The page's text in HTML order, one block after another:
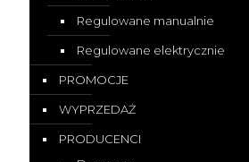
Regulowane manualnie
Regulowane elektrycznie
PROMOCJE
WYPRZEDAŻ
PRODUCENCI